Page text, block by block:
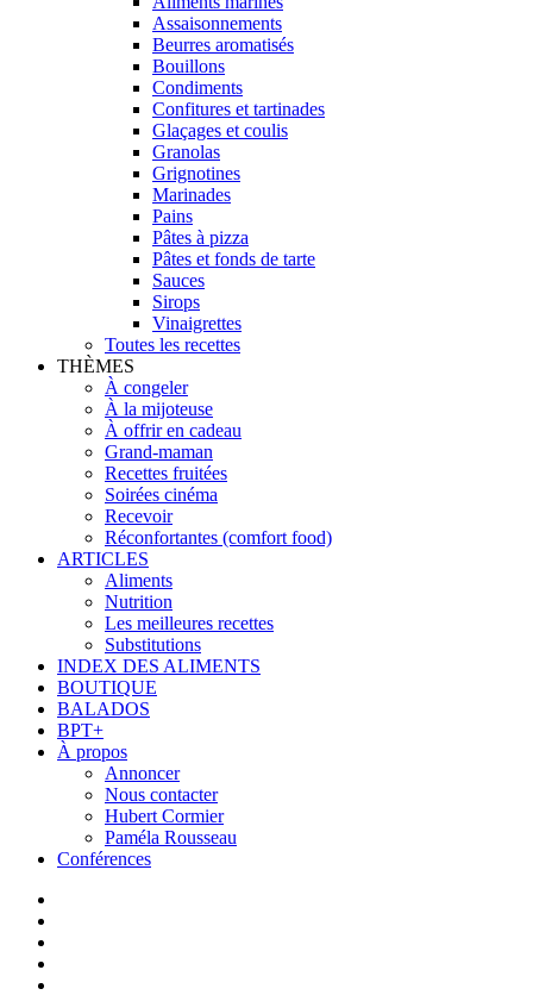
Assaisonnements
Beurres aromatisés
Bouillons
Condiments
Confitures et tartinades
Glaçages et coulis
Granolas
Grignotines
Marinades
Pains
Pâtes à pizza
Pâtes et fonds de tarte
Sauces
Sirops
Vinaigrettes
Toutes les recettes
THÈMES
À congeler
À la mijoteuse
À offrir en cadeau
Grand-maman
Recettes fruitées
Soirées cinéma
Recevoir
Réconfortantes (comfort food)
ARTICLES
Aliments
Nutrition
Les meilleures recettes
Substitutions
INDEX DES ALIMENTS
BOUTIQUE
BALADOS
BPT+
À propos
Annoncer
Nous contacter
Hubert Cormier
Paméla Rousseau
Conférences